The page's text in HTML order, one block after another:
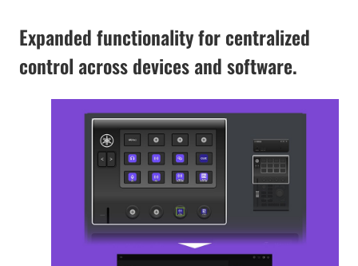
Expanded functionality for centralized
control across devices and software.